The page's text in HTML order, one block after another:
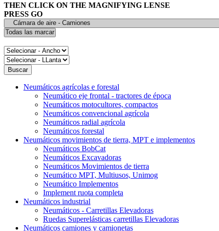
THEN CLICK ON THE MAGNIFYING LENSE
PRESS GO
Neumáticos agrícolas e forestal
Neumático eje frontal - tractores de época
Neumáticos motocultores, compactos
Neumáticos convencional agrícola
Neumáticos radial agrícola
Neumáticos forestal
Neumáticos movimientos de tierra, MPT e implementos
Neumáticos BobCat
Neumáticos Excavadoras
Neumáticos Movimientos de tierra
Neumático MPT, Multiusos, Unimog
Neumático Implementos
Implement ruota completa
Neumáticos industrial
Neumáticos - Carretillas Elevadoras
Ruedas Superelásticas carretillas Elevadoras
Neumáticos camiones y camionetas